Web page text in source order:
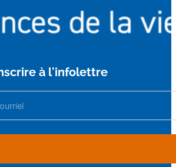
à l'infolettre